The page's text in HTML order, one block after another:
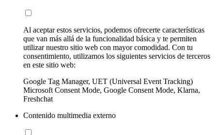
Al aceptar estos servicios, podemos ofrecerte características
que van más allá de la funcionalidad básica y te permiten
utilizar nuestro sitio web con mayor comodidad. Con tu
consentimiento, utilizamos los siguientes servicios de terceros
en este sitio web:
Google Tag Manager, UET (Universal Event Tracking)
Microsoft Consent Mode, Google Consent Mode, Klarna,
Freshchat
Contenido multimedia externo